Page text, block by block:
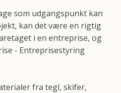
som udgangspunkt kan
kan det være en rigtig
i en entreprise, og
- Entreprisestyring
fra tegl, skifer,